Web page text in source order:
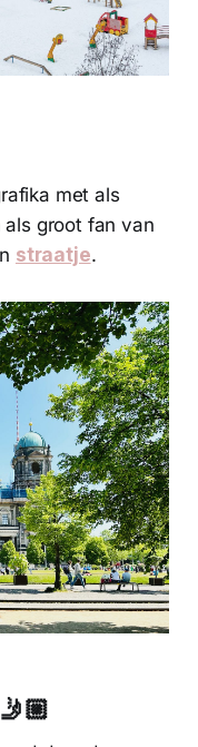
met als
als groot fan van
straatje.